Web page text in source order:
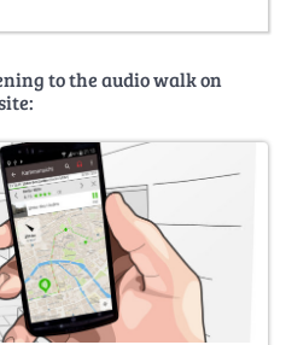
to the audio walk on